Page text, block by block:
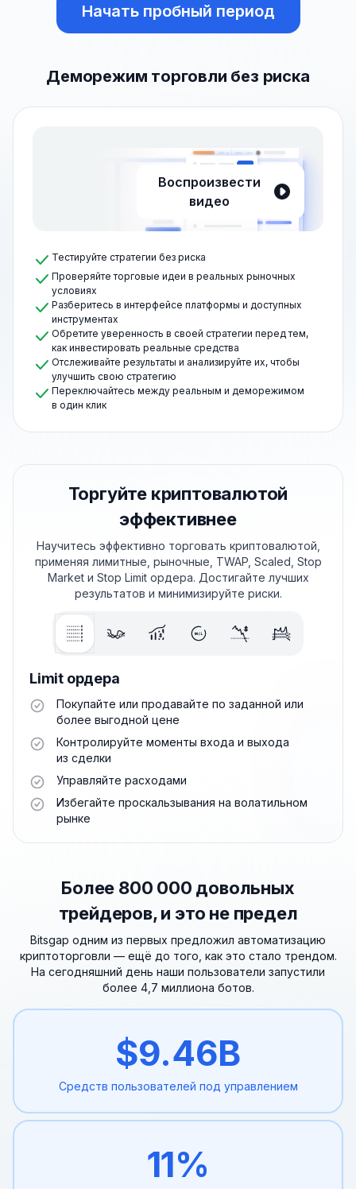
Начать пробный период
Деморежим торговли без риска
Тестируйте стратегии без риска
Проверяйте торговые идеи в реальных рыночных
условиях
Разберитесь в интерфейсе платформы и доступных
инструментах
Обретите уверенность в своей стратегии перед тем,
как инвестировать реальные средства
Отслеживайте результаты и анализируйте их, чтобы
улучшить свою стратегию
Переключайтесь между реальным и деморежимом
в один клик
Воспроизвести
видео
Торгуйте криптовалютой
эффективнее
Научитесь эффективно торговать криптовалютой,
применяя лимитные, рыночные, TWAP, Scaled, Stop
Market и Stop Limit ордера. Достигайте лучших
результатов и минимизируйте риски.
Limit ордера
Покупайте или продавайте по заданной или
более выгодной цене
Контролируйте моменты входа и выхода
из сделки
Управляйте расходами
Избегайте проскальзывания на волатильном
рынке
Более 800 000 довольных
трейдеров, и это не предел
Bitsgap одним из первых предложил автоматизацию
криптоторговли — ещё до того, как это стало трендом.
На сегодняшний день наши пользователи запустили
более 4,7 миллиона ботов.
$9.46B
Средств пользователей под управлением
11%